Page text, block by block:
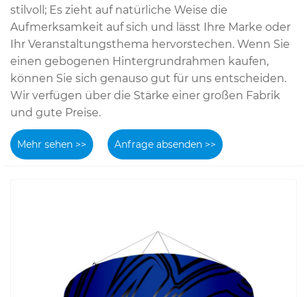
stilvoll; Es zieht auf natürliche Weise die
Aufmerksamkeit auf sich und lässt Ihre Marke oder
Ihr Veranstaltungsthema hervorstechen. Wenn Sie
einen gebogenen Hintergrundrahmen kaufen,
können Sie sich genauso gut für uns entscheiden.
Wir verfügen über die Stärke einer großen Fabrik
und gute Preise.
Mehr sehen >> Anfrage absenden >>